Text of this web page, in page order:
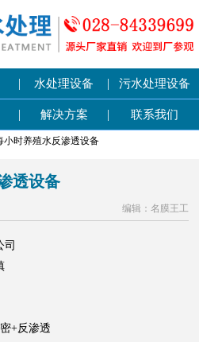
| 水处理设备 | 污水处理设备
| 解决方案 | 联系我们
小时养殖水反渗透设备
透设备
编辑：名膜王工
+反渗透